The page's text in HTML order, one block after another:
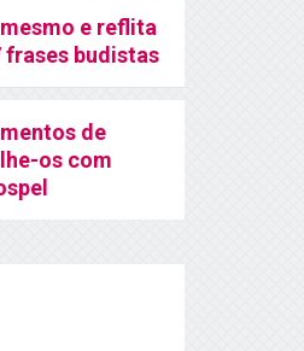
e reflita
frases budistas
de
os com